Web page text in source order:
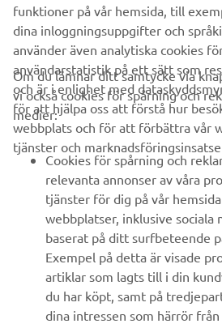
FÖRETAG
B2B
UTFORSKA YAMAHA
FAQ & SUPPORT
NYHETSBREV
funktioner på vår hemsida, till
dina inloggningsuppgifter och
använder även analytiska cookies
användarstatistik på ett sätt som
och är i enlighet med
för att hjälpa oss att förstå hur
webbplats och för att förbättra vår
tjänster och
Om du lämnar ditt samtycke via
vi också cookies för spårning och
medier:
Cookies för spårning och
relevanta annonser av våra
tjänster för dig på vår
webbplatser, inklusive sociala
baserat på ditt surfbeteende
Exempel på detta är visade
artiklar som lagts till i din
du har köpt, samt på
dina intressen som härrör